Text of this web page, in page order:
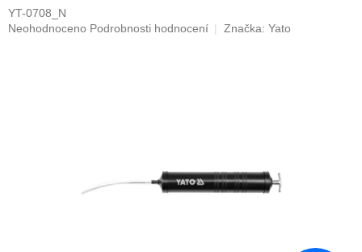
YT-0708_N
Průměrné
Neohodnoceno Podrobnosti hodnocení Značka: Yato